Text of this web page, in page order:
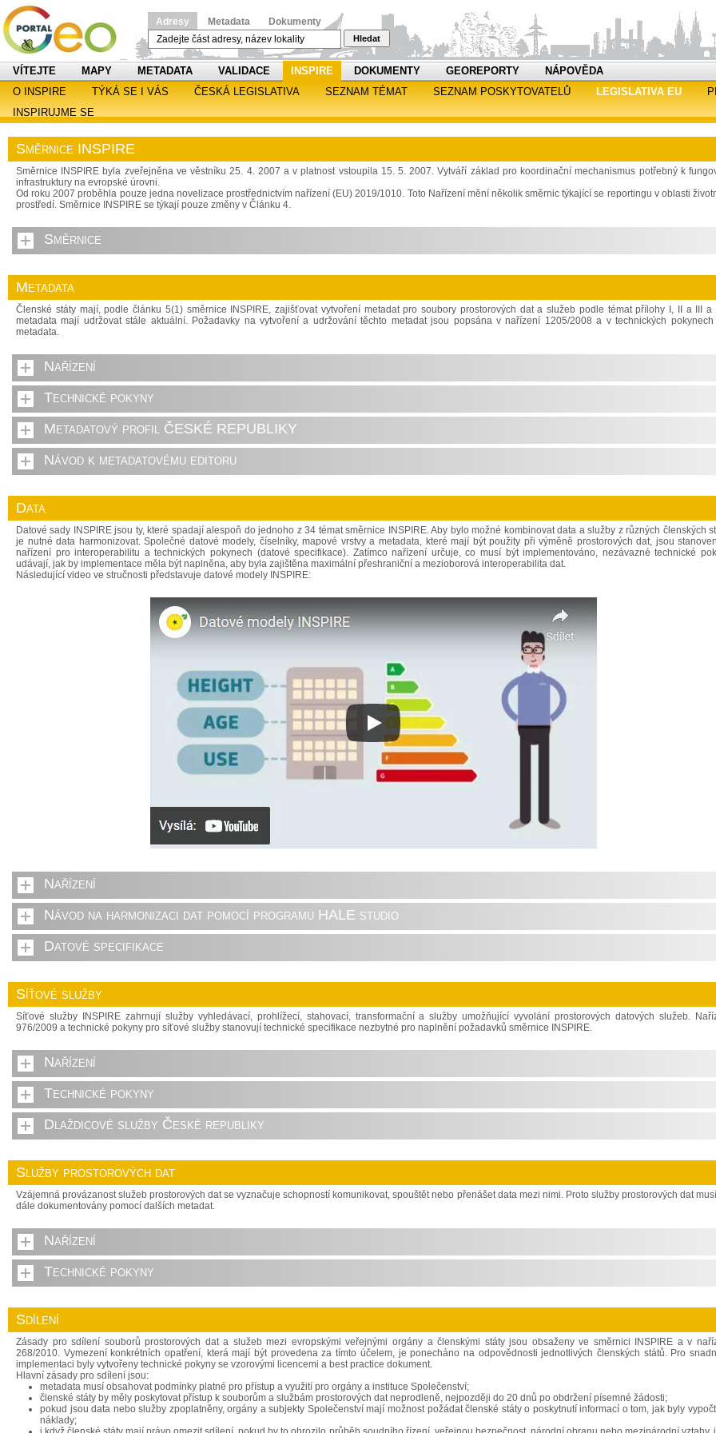
Adresy Metadata Dokumenty
Hledat
VÍTEJTE MAPY METADATA VALIDACE INSPIRE DOKUMENTY GEOREPORTY
NÁPOVĚDA
O INSPIRE
TÝKÁ SE I VÁS ČESKÁ LEGISLATIVA SEZNAM TÉMAT SEZNAM POSKYTOVATELŮ LEGISLATIVA EU
INSPIRUJME SE
Směrnice INSPIRE
Směrnice INSPIRE byla zveřejněna ve věstníku 25. 4. 2007 a v platnost vstoupila 15. 5. 2007. Vytváří základ pro koordinační mechanismus potřebný k
infrastruktury na evropské úrovni.
Od roku 2007 proběhla pouze jedna novelizace prostřednictvím nařízení (EU) 2019/1010. Toto Nařízení mění několik směrnic týkající se reportingu v oblasti
prostředí. Směrnice INSPIRE se týkají pouze změny v Článku 4.
Směrnice
Metadata
Členské státy mají, podle článku 5(1) směrnice INSPIRE, zajišťovat vytvoření metadat pro soubory prostorových dat a služeb podle témat přílohy I, II a III a
metadata mají udržovat stále aktuální. Požadavky na vytvoření a udržování těchto metadat jsou popsána v nařízení 1205/2008 a v technických
metadata.
Nařízení
Technické pokyny
Metadatový profil ČESKÉ REPUBLIKY
Návod k metadatovému editoru
Data
Datové sady INSPIRE jsou ty, které spadají alespoň do jednoho z 34 témat směrnice INSPIRE. Aby bylo možné kombinovat data a služby z různých členských
je nutné data harmonizovat. Společné datové modely, číselníky, mapové vrstvy a metadata, které mají být použity při výměně prostorových dat, jsou
nařízení pro interoperabilitu a technických pokynech (datové specifikace). Zatímco nařízení určuje, co musí být implementováno, nezávazné technické
udávají, jak by implementace měla být naplněna, aby byla zajištěna maximální přeshraniční a mezioborová interoperabilita dat.
Následující video ve stručnosti představuje datové modely INSPIRE:
Nařízení
Návod na harmonizaci dat pomocí programu HALE studio
Datové specifikace
Síťové služby
Síťové služby INSPIRE zahrnují služby vyhledávací, prohlížecí, stahovací, transformační a služby umožňující vyvolání prostorových datových služeb.
976/2009 a technické pokyny pro síťové služby stanovují technické specifikace nezbytné pro naplnění požadavků směrnice INSPIRE.
Nařízení
Technické pokyny
Dlaždicové služby České republiky
Služby prostorových dat
Vzájemná provázanost služeb prostorových dat se vyznačuje schopností komunikovat, spouštět nebo přenášet data mezi nimi. Proto služby prostorových dat
dále dokumentovány pomocí dalších metadat.
Nařízení
Technické pokyny
Sdílení
Zásady pro sdílení souborů prostorových dat a služeb mezi evropskými veřejnými orgány a členskými státy jsou obsaženy ve směrnici INSPIRE a v
268/2010. Vymezení konkrétních opatření, která mají být provedena za tímto účelem, je ponecháno na odpovědnosti jednotlivých členských států. Pro
implementaci byly vytvořeny technické pokyny se vzorovými licencemi a best practice dokument.
Hlavní zásady pro sdílení jsou:
metadata musí obsahovat podmínky platné pro přístup a využití pro orgány a instituce Společenství;
členské státy by měly poskytovat přístup k souborům a službám prostorových dat neprodleně, nejpozději do 20 dnů po obdržení písemné žádosti;
pokud jsou data nebo služby zpoplatněny, orgány a subjekty Společenství mají možnost požádat členské státy o poskytnutí informací o tom, jak byly
náklady;